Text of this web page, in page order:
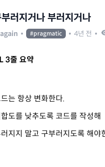
러지거나 부러지거나
• #pragmatic • 4년 전 •
3줄 요약
는 항상 변화한다.
도를 낮추도록 코드를 작성해
지지 말고 구부러지도록 해야